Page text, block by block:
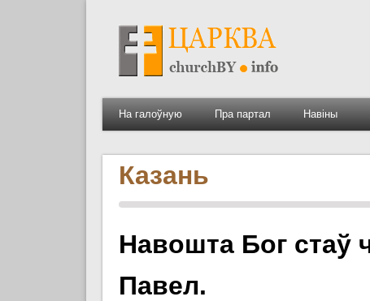
На галоўную Пра партал Навіны
Казань
Навошта Бог стаў
Павел.